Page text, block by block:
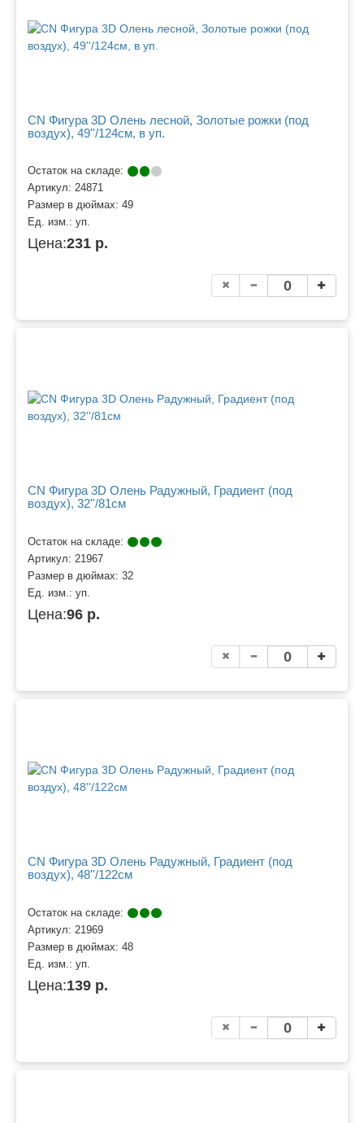
CN Фигура 3D Олень лесной, Золотые рожки (под
воздух), 49''/124см, в уп.
Остаток на складе:
Артикул: 24871
Размер в дюймах: 49
Ед. изм.: уп.
Цена:231 р.
CN Фигура 3D Олень Радужный, Градиент (под
воздух), 32''/81см
Остаток на складе:
Артикул: 21967
Размер в дюймах: 32
Ед. изм.: уп.
Цена:96 р.
CN Фигура 3D Олень Радужный, Градиент (под
воздух), 48''/122см
Остаток на складе:
Артикул: 21969
Размер в дюймах: 48
Ед. изм.: уп.
Цена:139 р.